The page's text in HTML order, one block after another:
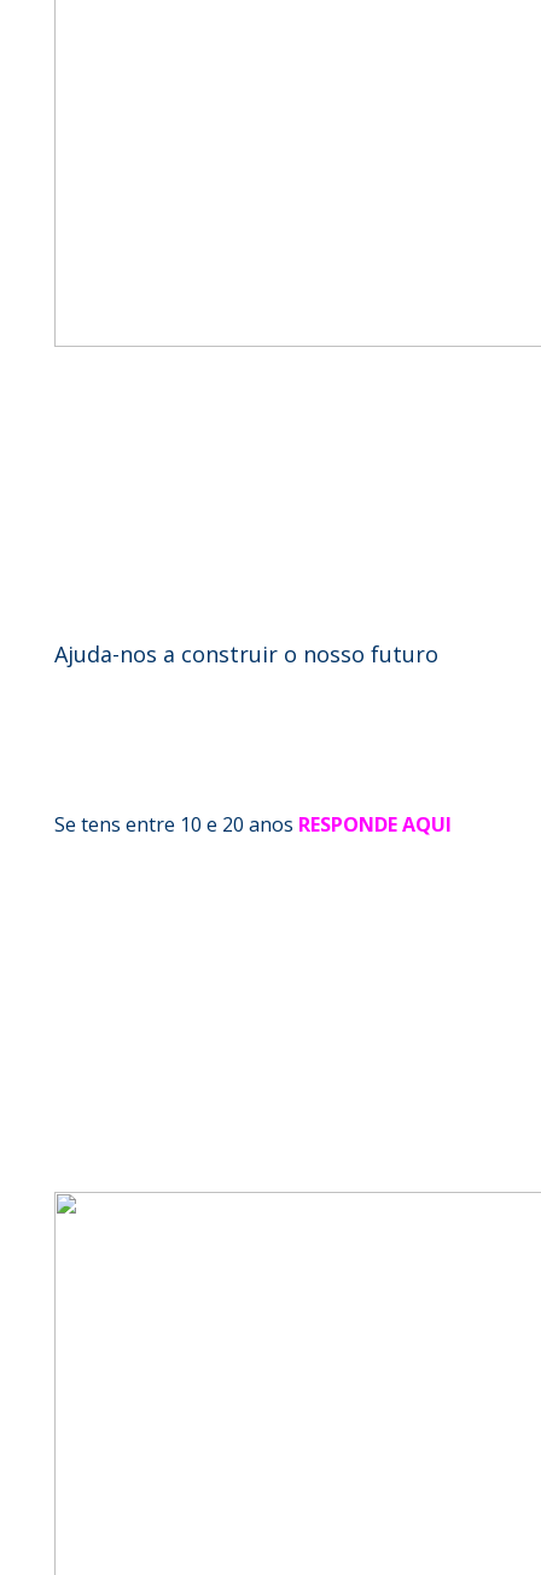
Ajuda-nos a construir o nosso futuro
Se tens entre 10 e 20 anos RESPONDE AQUI